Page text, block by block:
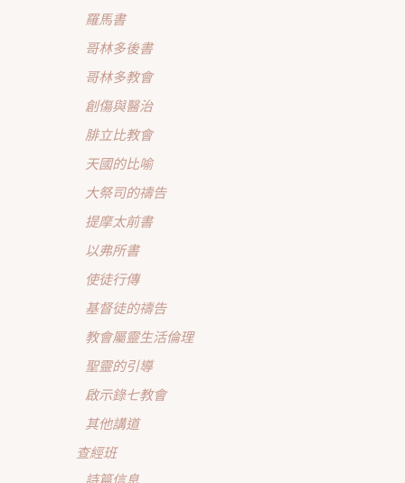
羅馬書
哥林多後書
哥林多教會
創傷與醫治
腓立比教會
天國的比喻
大祭司的禱告
提摩太前書
以弗所書
使徒行傳
基督徒的禱告
教會屬靈生活倫理
聖靈的引導
啟示錄七教會
其他講道
查經班
詩篇信息